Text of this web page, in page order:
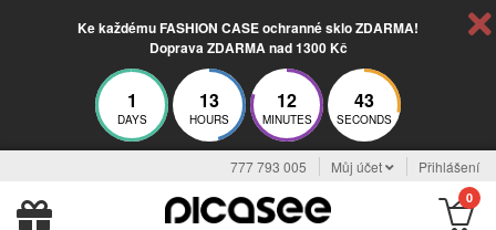
Ke každému FASHION CASE ochranné sklo ZDARMA!
Doprava ZDARMA nad 1300 Kč
1
DAYS
13
HOURS
12
MINUTES
43
SECONDS
777 793 005 Můj účet Přihlášení
0